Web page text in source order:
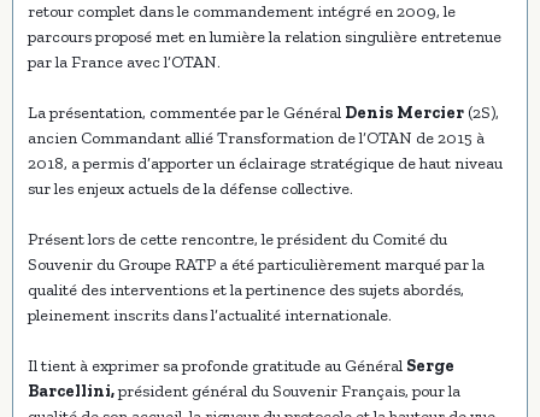
retour complet dans le commandement intégré en 2009, le
parcours proposé met en lumière la relation singulière entretenue
par la France avec l’OTAN.
La présentation, commentée par le Général Denis Mercier (2S),
ancien Commandant allié Transformation de l’OTAN de 2015 à
2018, a permis d’apporter un éclairage stratégique de haut niveau
sur les enjeux actuels de la défense collective.
Présent lors de cette rencontre, le président du Comité du
Souvenir du Groupe RATP a été particulièrement marqué par la
qualité des interventions et la pertinence des sujets abordés,
pleinement inscrits dans l’actualité internationale.
Il tient à exprimer sa profonde gratitude au Général Serge
Barcellini,président général du Souvenir Français, pour la